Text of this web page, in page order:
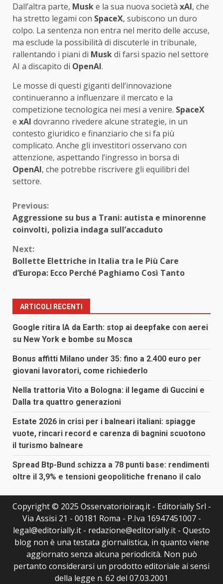
Dall’altra parte, Muske la sua nuova società xAI, che
ha stretto legami con SpaceX, subiscono un duro
colpo. La sentenza non entra nel merito delle accuse,
ma esclude la possibilità di discuterle in tribunale,
rallentando i piani di Muskdi farsi spazio nel settore
AI a discapito di OpenAI.
Le mosse di questi giganti dell’innovazione
continueranno a influenzare il mercato e la
competizione tecnologica nei mesi a venire. SpaceX
e xAI dovranno rivedere alcune strategie, in un
contesto giuridico e finanziario che si fa più
complicato. Anche gli investitori osservano con
attenzione, aspettando l’ingresso in borsa di
OpenAI, che potrebbe riscrivere gli equilibri del
settore.
Continue
Reading
Previous:
Aggressione su bus a Trani: autista e minorenne
coinvolti, polizia indaga sull’accaduto
Next:
Bollette Elettriche in Italia tra le Più Care
d’Europa: Ecco Perché Paghiamo Così Tanto
ARTICOLI RECENTI
Google ritira IA da Earth: stop ai deepfake con aerei
su New York e bombe su Mosca
Bonus affitti Milano under 35: fino a 2.400 euro per
giovani lavoratori, come richiederlo
Nella trattoria Vito a Bologna: il legame di Guccini e
Dalla tra quattro generazioni
Estate 2026 in crisi per i balneari italiani: spiagge
vuote, rincari record e carenza di bagnini scuotono
il turismo balneare
Spread Btp-Bund schizza a 78 punti base: rendimenti
oltre il 3,9% e tensioni geopolitiche frenano il calo
Copyright © 2025 Osservatorioiraq.it - Editorially Srl -
Via Assisi 21 - 00181 Roma - P.Iva 16947451007 -
legal@editorially.it - redazione@editorially.it - Questo
blog non è una testata giornalistica, in quanto viene
aggiornato senza alcuna periodicità. Non può
pertanto considerarsi un prodotto editoriale ai sensi
della legge n. 62 del 07.03.2001